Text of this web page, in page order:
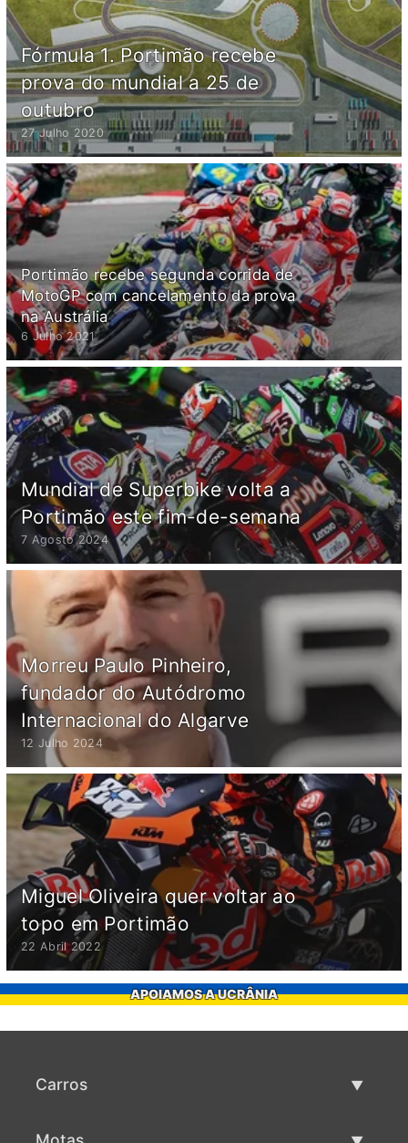
Fórmula 1. Portimão recebe
prova do mundial a 25 de
outubro
27 Julho 2020
Portimão recebe segunda corrida de
MotoGP com cancelamento da prova
na Austrália
6 Julho 2021
Mundial de Superbike volta a
Portimão este fim-de-semana
7 Agosto 2024
Morreu Paulo Pinheiro,
fundador do Autódromo
Internacional do Algarve
12 Julho 2024
Miguel Oliveira quer voltar ao
topo em Portimão
22 Abril 2022
APOIAMOS A UCRÂNIA
Carros